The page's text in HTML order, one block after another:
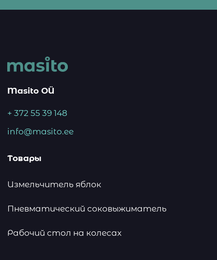
Masito OÜ
+ 372 55 39 148
info@masito.ee
Товары
Измельчитель яблок
Пневматический соковыжиматель
Рабочий стол на колесах